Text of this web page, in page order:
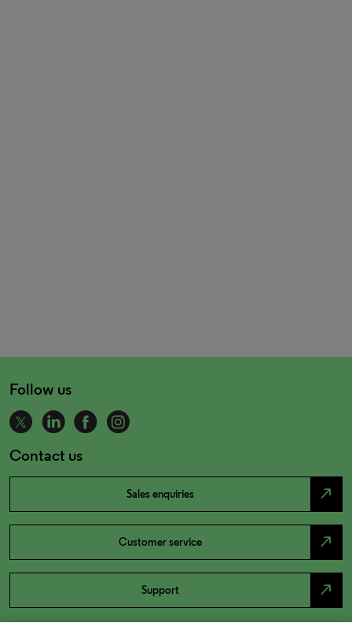
Follow us
Contact us
Sales enquiries north_east
Customer service north_east
Support north_east